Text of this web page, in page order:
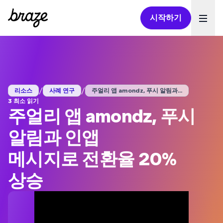
시작하기
리소스 / 사례 연구 /
주얼리 앱 amondz, 푸시 알림과...
3 최소 읽기
주얼리 앱 amondz, 푸시
알림과 인앱
메시지로 전환율 20%
상승